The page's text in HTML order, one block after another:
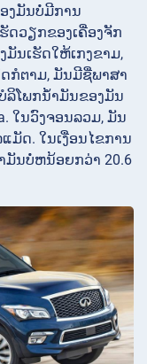
ງມັນບໍ່ມີການ
ດວຽກຂອງເຄື່ອງຈັກ
ນເຮັດໃຫ້ເກງຂາມ,
ດກໍຕາມ, ມັນມີຊື່ພາສາ
ລິໂພກນໍ້າມັນຂອງມັນ
ໃນວົງຈອນລວມ, ມັນ
ມັດ. ໃນເງື່ອນໄຂການ
ມັນບໍ່ຫນ້ອຍກວ່າ 20.6